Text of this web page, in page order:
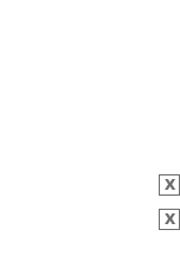
x
x